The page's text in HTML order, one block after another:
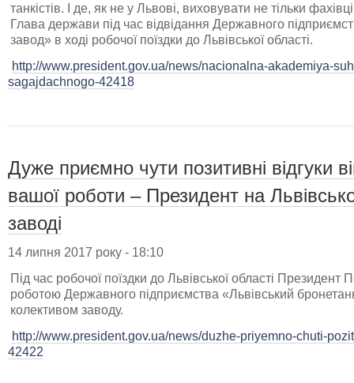
танкістів. І де, як не у Львові, виховувати не тільки
Глава держави під час відвідання Державного
завод» в ході робочої поїздки до Львівської області.
http://www.president.gov.ua/news/nacionalna-akademiya-
sagajdachnogo-42418
Дуже приємно чути позитивні відгуки
вашої роботи – Президент на
заводі
14 липня 2017 року - 18:10
Під час робочої поїздки до Львівської області
роботою Державного підприємства «Львівський
колективом заводу.
http://www.president.gov.ua/news/duzhe-priyemno-chuti-
42422